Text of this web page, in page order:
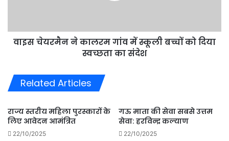
को
दिया
संदेश
वाइस चेयरमैन ने कालरम गांव में स्कूली बच्चों को दिया
स्वच्छता का संदेश
Related Articles
राज्य स्तरीय महिला पुरस्कारों के
लिए आवेदन आमंत्रित
22/10/2025
गऊ माता की सेवा सबसे उत्तम
सेवा: हरविन्द्र कल्याण
22/10/2025